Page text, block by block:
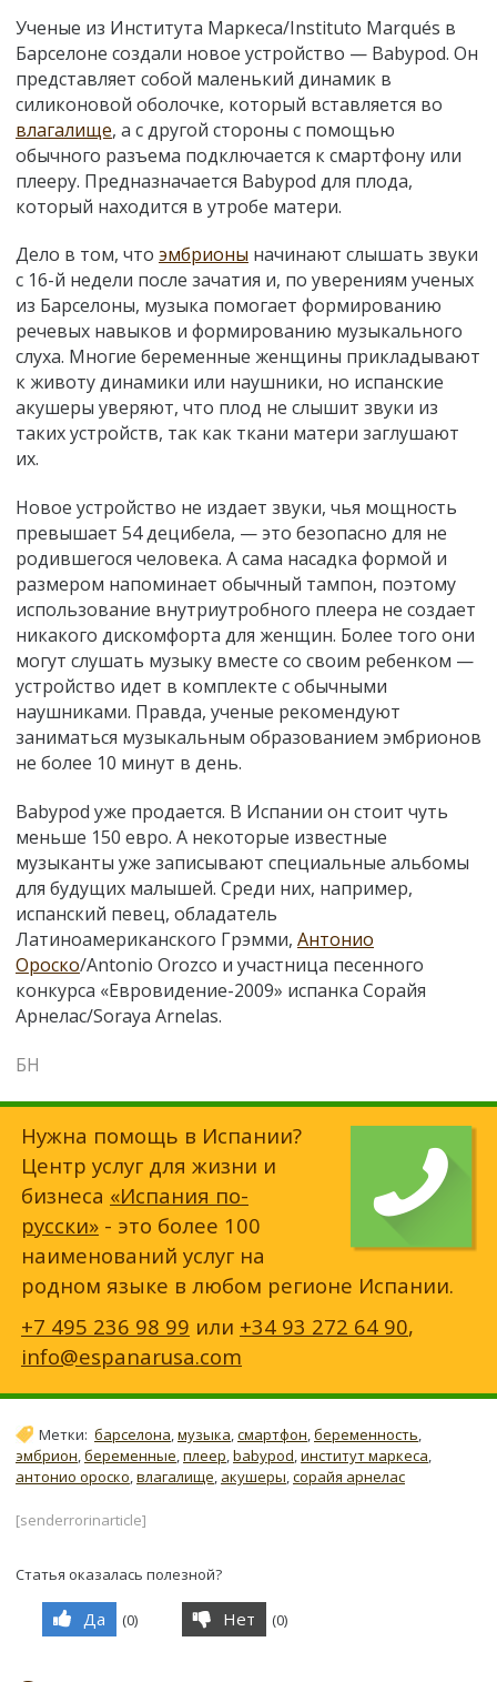
Ученые из Института Маркеса/Instituto Marqués в
Барселоне создали новое устройство — Babypod. Он
представляет собой маленький динамик в
силиконовой оболочке, который вставляется во
влагалище, а с другой стороны с помощью
обычного разъема подключается к смартфону или
плееру. Предназначается Babypod для плода,
который находится в утробе матери.
Дело в том, что эмбрионы начинают слышать звуки
с 16-й недели после зачатия и, по уверениям ученых
из Барселоны, музыка помогает формированию
речевых навыков и формированию музыкального
слуха. Многие беременные женщины прикладывают
к животу динамики или наушники, но испанские
акушеры уверяют, что плод не слышит звуки из
таких устройств, так как ткани матери заглушают
их.
Новое устройство не издает звуки, чья мощность
превышает 54 децибела, — это безопасно для не
родившегося человека. А сама насадка формой и
размером напоминает обычный тампон, поэтому
использование внутриутробного плеера не создает
никакого дискомфорта для женщин. Более того они
могут слушать музыку вместе со своим ребенком —
устройство идет в комплекте с обычными
наушниками. Правда, ученые рекомендуют
заниматься музыкальным образованием эмбрионов
не более 10 минут в день.
Babypod уже продается. В Испании он стоит чуть
меньше 150 евро. А некоторые известные
музыканты уже записывают специальные альбомы
для будущих малышей. Среди них, например,
испанский певец, обладатель
Латиноамериканского Грэмми, Антонио
Ороско/Antonio Orozco и участница песенного
конкурса «Евровидение-2009» испанка Сорайя
Арнелас/Soraya Arnelas.
БН
Нужна помощь в Испании?
Центр услуг для жизни и
бизнеса «Испания по-
русски» - это более 100
наименований услуг на
родном языке в любом регионе Испании.
+7 495 236 98 99 или +34 93 272 64 90,
info@espanarusa.com
Метки: барселона,музыка,смартфон,беременность,
эмбрион,беременные,плеер,babypod,институт маркеса,
антонио ороско,влагалище, акушеры,сорайя арнелас
[senderrorinarticle]
Статья оказалась полезной?
Да (0) Нет (0)